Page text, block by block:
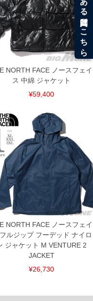
NORTH FACE ノースフェイ
ス 中綿 ジャケット
¥59,400
NORTH FACE ノースフェイ
ルジップ フーデッド ナイロ
ジャケット M VENTURE 2
JACKET
¥26,730